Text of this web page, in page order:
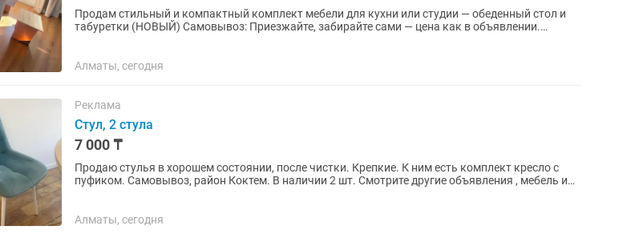
Продам стильный и компактный комплект мебели для кухни или студии — обеденный стол и
табуретки (НОВЫЙ) Самовывоз: Приезжайте, забирайте сами — цена как в объявлении.
Алматы, сегодня
Реклама
Стул, 2 стула
7 000 ₸
Продаю стулья в хорошем состоянии, после чистки. Крепкие. К ним есть комплект кресло с
пуфиком. Самовывоз, район Коктем. В наличии 2 шт. Смотрите другие объявления , мебель и
Алматы, сегодня